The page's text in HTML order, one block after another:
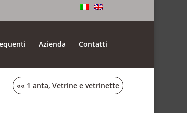
Azienda Contatti
«« 1 anta,Vetrine e vetrinette